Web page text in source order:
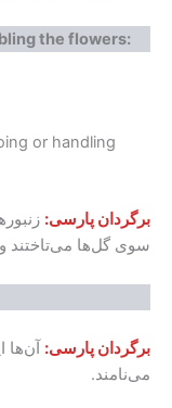
the flowers:
or handling
برگردان پارسی:
سوی گل‌ها می‌تاختند و
برگردان پارسی:
می‌نامند.